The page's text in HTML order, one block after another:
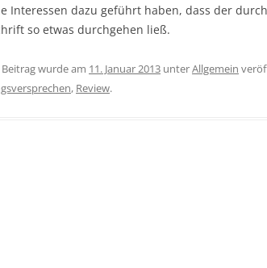
Interessen dazu geführt haben, dass der
so etwas durchgehen ließ.
Beitrag wurde am 11. Januar 2013 unterAllgemein
, Review.